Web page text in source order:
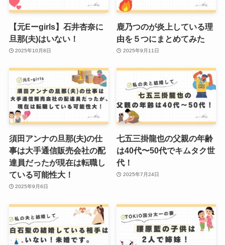
【元Eーgirls】石井杏奈に
旦那(夫)はいない！
2025年10月8日
鹿乃つのが炎上している理
由を５つにまとめてみた
2025年9月11日
須田アンナの旦那(夫)の仕
事は大手通信販売会社の配
達員だったが現在は転職し
ている可能性大！
2025年9月6日
七五三掛龍也の父親の年齢
は40代〜50代でキムタク世
代！
2025年7月24日